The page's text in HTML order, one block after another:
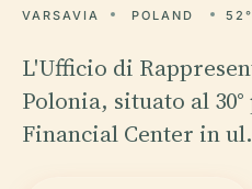
VARSAVIA POLAND
L'Ufficio di
Polonia, situato al
Financial Center in ul.